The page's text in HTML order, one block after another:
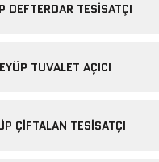
DEFTERDAR TESISATÇI
EYÜP TUVALET AÇICI
ÇIFTALAN TESISATÇI